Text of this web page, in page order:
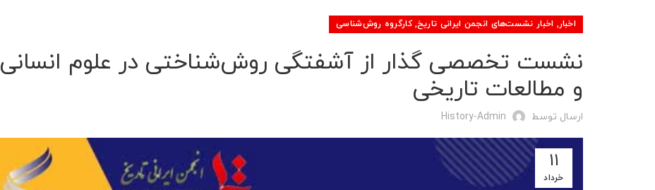
اخبار, اخبار نشست‌های انجمن ایرانی تاریخ,کارگروه روش‌شناسی
نشست تخصصی گذار از آشفتگی روش‌شناختی در علوم انسانی
و مطالعات تاریخی
ارسال توسط History-Admin
۱۱
خرداد